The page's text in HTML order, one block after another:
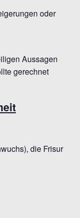
oder
Aussagen
gerechnet
die Frisur